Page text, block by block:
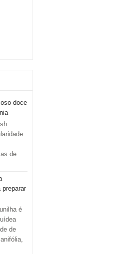
doce
de
preparar
é
de